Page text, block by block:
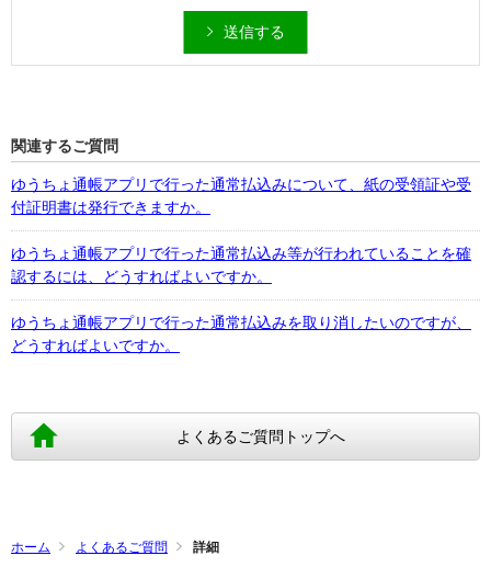
送信する
関連するご質問
ゆうちょ通帳アプリで行った通常払込みについて、紙の受領証や受
付証明書は発行できますか。
ゆうちょ通帳アプリで行った通常払込み等が行われていることを確
認するには、どうすればよいですか。
ゆうちょ通帳アプリで行った通常払込みを取り消したいのですが、
どうすればよいですか。
よくあるご質問トップへ
ホーム よくあるご質問 詳細